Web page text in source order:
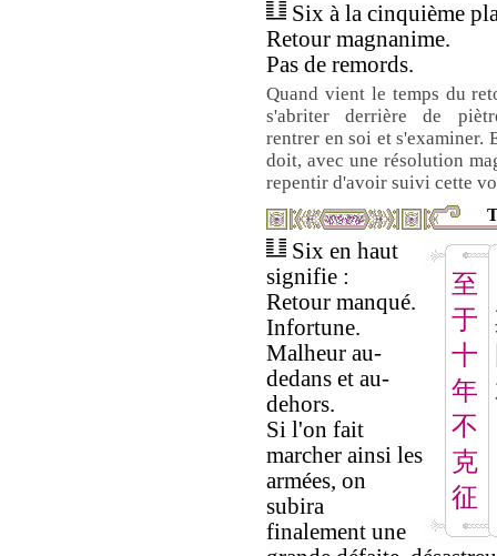
Six à la cinquième
Retour magnanime.
Pas de remords.
Quand vient le temps du
s'abriter derrière de
rentrer en soi et s'examiner.
doit, avec une résolution
repentir d'avoir suivi cette
至
于
十
年
不
克
征
Six en haut
signifie :
Retour manqué.
Infortune.
Malheur au-
dedans et au-
dehors.
Si l'on fait
marcher ainsi les
armées, on
subira
finalement une